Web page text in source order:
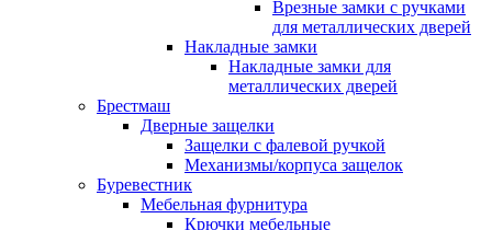
Врезные замки с ручками
для металлических дверей
Накладные замки
Накладные замки для
металлических дверей
Брестмаш
Дверные защелки
Защелки с фалевой ручкой
Механизмы/корпуса защелок
Буревестник
Мебельная фурнитура
Крючки мебельные